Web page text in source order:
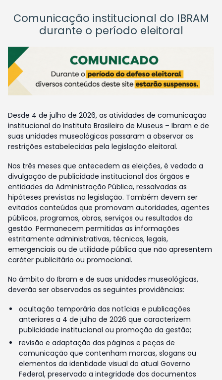
Comunicação institucional do IBRAM
durante o período eleitoral
Desde 4 de julho de 2026, as atividades de comunicação
institucional do Instituto Brasileiro de Museus – Ibram e de
suas unidades museológicas passaram a observar as
restrições estabelecidas pela legislação eleitoral.
Nos três meses que antecedem as eleições, é vedada a
divulgação de publicidade institucional dos órgãos e
entidades da Administração Pública, ressalvadas as
hipóteses previstas na legislação. Também devem ser
evitados conteúdos que promovam autoridades, agentes
públicos, programas, obras, serviços ou resultados da
gestão. Permanecem permitidas as informações
estritamente administrativas, técnicas, legais,
emergenciais ou de utilidade pública que não apresentem
caráter publicitário ou promocional.
No âmbito do Ibram e de suas unidades museológicas,
deverão ser observadas as seguintes providências:
ocultação temporária das notícias e publicações
anteriores a 4 de julho de 2026 que caracterizem
publicidade institucional ou promoção da gestão;
revisão e adaptação das páginas e peças de
comunicação que contenham marcas, slogans ou
elementos da identidade visual do atual Governo
Federal, preservada a integridade dos documentos